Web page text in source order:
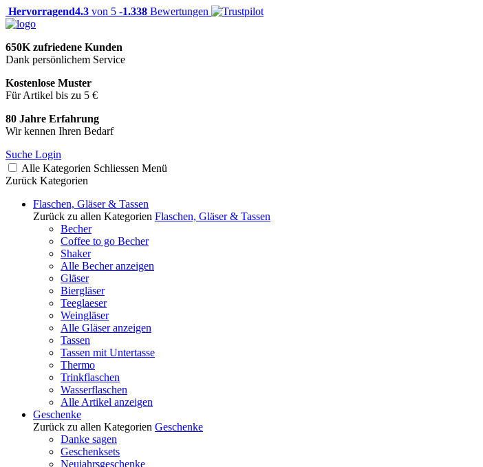
Hervorragend4.3 von 5 -1.338 Bewertungen
650K zufriedene Kunden
Dank persönlichem Service
Kostenlose Muster
Für Artikel bis zu 5 €
80 Jahre Erfahrung
Wir kennen Ihren Bedarf
Suche Login
Alle Kategorien Schliessen Menü
Zurück Kategorien
Flaschen, Gläser & Tassen
Zurück zu allen Kategorien Flaschen, Gläser & Tassen
Becher
Coffee to go Becher
Shaker
Alle Becher anzeigen
Gläser
Biergläser
Teeglaeser
Weingläser
Alle Gläser anzeigen
Tassen
Tassen mit Untertasse
Thermo
Trinkflaschen
Wasserflaschen
Alle Artikel anzeigen
Geschenke
Zurück zu allen Kategorien Geschenke
Danke sagen
Geschenksets
Neujahrsgeschenke